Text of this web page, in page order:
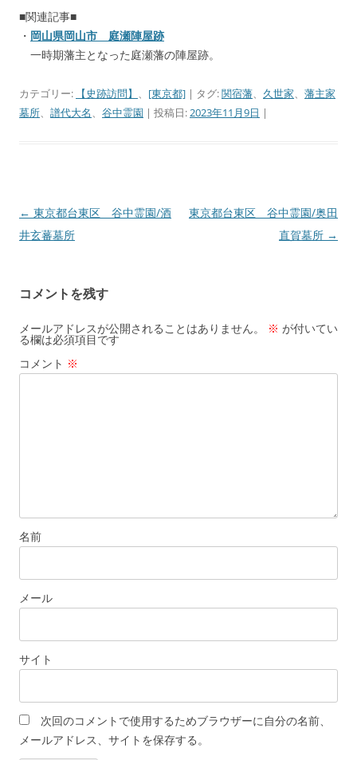
■関連記事■
・ 岡山県岡山市 庭瀬陣屋跡
一時期藩主となった庭瀬藩の陣屋跡。
カテゴリー: 【史跡訪問】 、 [東京都] | タグ:関宿藩、 久世家、 藩主家
墓所、 譜代大名、 谷中霊園 | 投稿日:2023年11月9日 |
投
稿
ゲ
ー
シ
ョ
← 東京都台東区 谷中霊園/酒
井玄蕃墓所
東京都台東区 谷中霊園/奥田
直賀墓所 →
コメントを残す
メールアドレスが公開されることはありません。 ※ が付いてい
る欄は必須項目です
コメント ※
名前
メール
サイト
次回のコメントで使用するためブラウザーに自分の名前、
メールアドレス、サイトを保存する。